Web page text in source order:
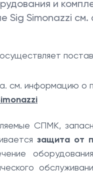
и
Sig Simonazzi см.
см. информацию о
СПМК,
защита от